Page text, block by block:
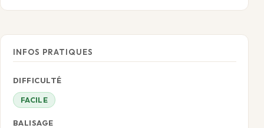
INFOS PRATIQUES
DIFFICULTÉ
FACILE
BALISAGE